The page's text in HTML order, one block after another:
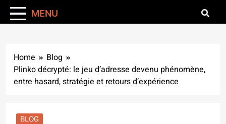
MENU
Home
Blog
Plinko décrypté: le jeu d’adresse devenu phénomène,
entre hasard, stratégie et retours d’expérience
BLOG